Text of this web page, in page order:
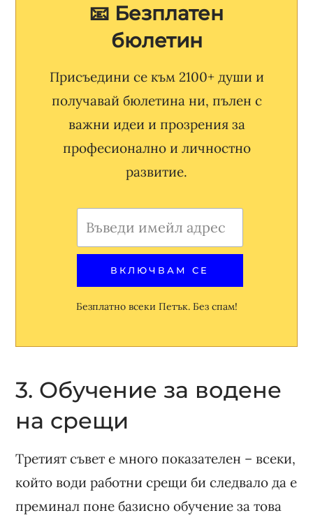
📧 Безплатен
бюлетин
Присъедини се към 2100+ души и
получавай бюлетина ни, пълен с
важни идеи и прозрения за
професионално и личностно
развитие.
Безплатно всеки Петък. Без спам!
3. Обучение за водене
на срещи
Третият съвет е много показателен – всеки,
който води работни срещи би следвало да е
преминал поне базисно обучение за това